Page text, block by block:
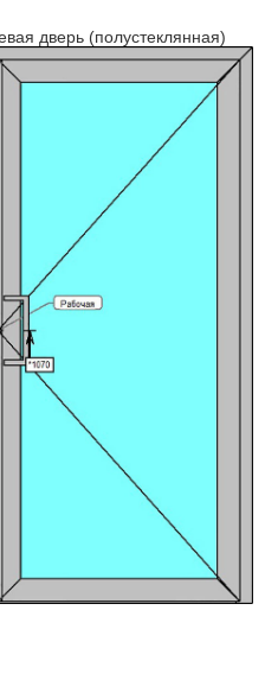
дверь (полустеклянная)